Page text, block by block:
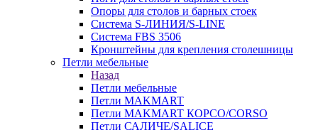
Опоры для столов и барных стоек
Система S-ЛИНИЯ/S-LINE
Система FBS 3506
Кронштейны для крепления столешницы
Петли мебельные
Назад
Петли мебельные
Петли MAKMART
Петли MAKMART КОРСО/CORSO
Петли САЛИЧЕ/SALICE